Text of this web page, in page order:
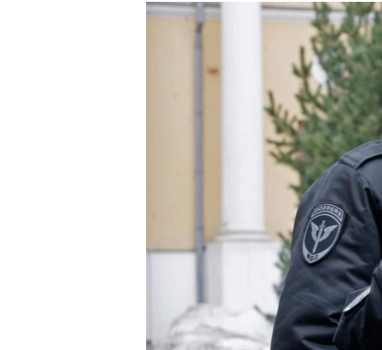
ПОДПИШИТЕСЬ НА РАССЫЛКУ